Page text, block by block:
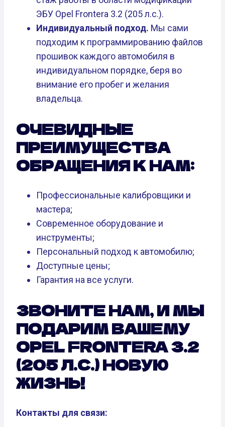
ЭБУ Opel Frontera 3.2 (205 л.с.).
Индивидуальный подход. Мы сами
подходим к программированию файлов
прошивок каждого автомобиля в
индивидуальном порядке, беря во
внимание его пробег и желания
владельца.
ОЧЕВИДНЫЕ
ПРЕИМУЩЕСТВА
ОБРАЩЕНИЯ К НАМ:
Профессиональные калибровщики и
мастера;
Современное оборудование и
инструменты;
Персональный подход к автомобилю;
Доступные цены;
Гарантия на все услуги.
ЗВОНИТЕ НАМ, И МЫ
ПОДАРИМ ВАШЕМУ
OPEL FRONTERA 3.2
(205 Л.С.) НОВУЮ
ЖИЗНЬ!
Контакты для связи: